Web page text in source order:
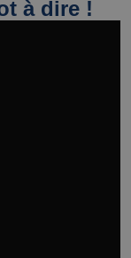
à dire !